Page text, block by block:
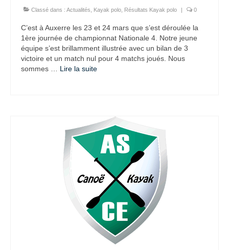
Classé dans : Actualités Kayak polo Résultats Kayak polo | 0
C’est à Auxerre les 23 et 24 mars que s’est déroulée la
1ère journée de championnat Nationale 4. Notre jeune
équipe s’est brillamment illustrée avec un bilan de 3
victoire et un match nul pour 4 matchs joués. Nous
sommes … Lire la suite­­